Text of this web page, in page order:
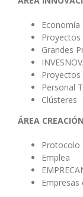
Economía
Proyectos
Grandes
Personal
Clústeres
ÁREA
Protocolo
Emplea
Empresas